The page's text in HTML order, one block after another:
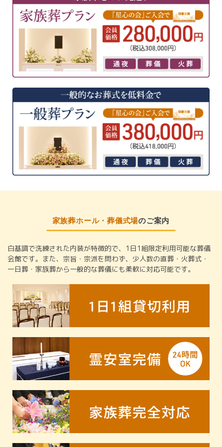
家族葬ホール・葬儀式場のご案内
白基調で洗練された内装が特徴的で、1日1組限定利用可能な葬儀
会館です。また、宗旨・宗派を問わず、少人数の直葬・火葬式・
一日葬・家族葬から一般的な葬儀にも柔軟に対応可能です。